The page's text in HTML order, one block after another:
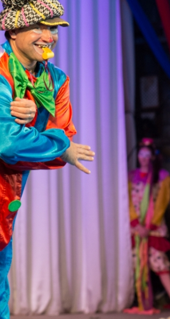
культурный
Республики
Афиша Арт-
Дом культуры с.
Георгиевна
вари» МУ «Культурно-
Отличные работники
Алёна Александровна и